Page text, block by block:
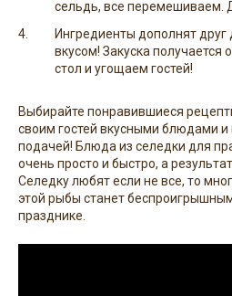
сельдь, все перемешиваем.
Ингредиенты дополнят друг
вкусом! Закуска
стол и угощаем гостей!
Выбирайте понравившиеся
своим гостей вкусными блюдами и
подачей! Блюда из селедки для
очень просто и быстро, а
Селедку любят если не все, то
этой рыбы станет
празднике.